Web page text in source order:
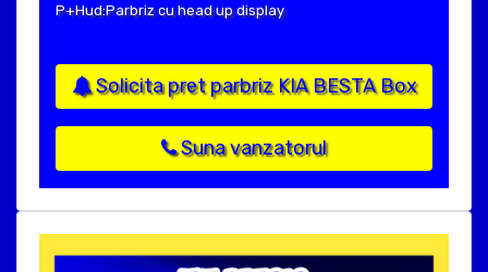
P+Hud:Parbriz cu head up display
Solicita pret parbriz KIA BESTA Box
Suna vanzatorul